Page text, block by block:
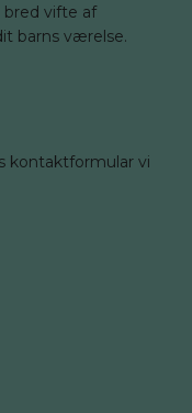
vifte af
barns værelse.
kontaktformular vi